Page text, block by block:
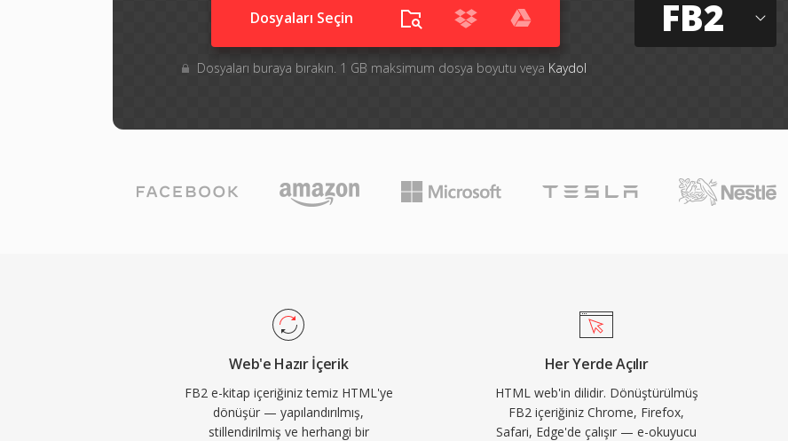
Dosyaları Seçin
Dosyaları buraya bırakın. 1 GB maksimum dosya boyutu veya Kaydol
FB2
Web'e Hazır İçerik
FB2 e-kitap içeriğiniz temiz HTML'ye
dönüşür — yapılandırılmış,
stillendirilmiş ve herhangi bir
Her Yerde Açılır
HTML web'in dilidir. Dönüştürülmüş
FB2 içeriğiniz Chrome, Firefox,
Safari, Edge'de çalışır — e-okuyucu